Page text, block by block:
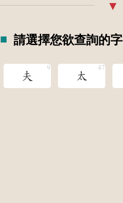
請選擇您欲查詢的字
夫 太